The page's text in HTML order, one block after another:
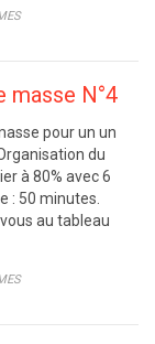
masse N°4
pour un un
du
à 80% avec 6
: 50 minutes.
au tableau